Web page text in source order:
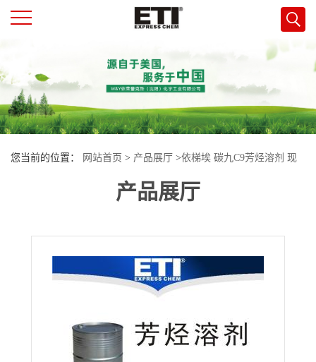
司
首
页
您当前的位置： 网站首页 > 产品展厅 >依梯埃 碳九C9芳烃溶剂 现
产品展厅